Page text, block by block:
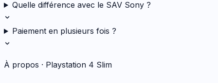
Quelle différence avec le SAV Sony ?
Paiement en plusieurs fois ?
À propos · Playstation 4 Slim